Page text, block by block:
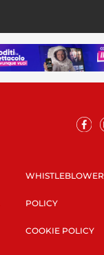
WHISTLEBLOWER
POLICY
COOKIE POLICY